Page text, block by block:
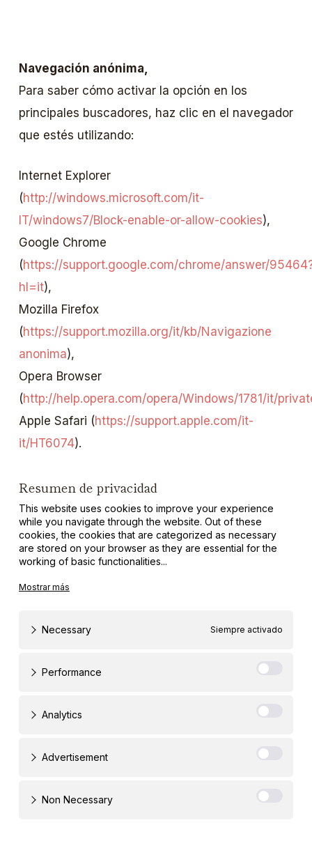
Navegación anónima,
Para saber cómo activar la opción en los
principales buscadores, haz clic en el navegador
que estés utilizando:
Internet Explorer
(http://windows.microsoft.com/it-
IT/windows7/Block-enable-or-allow-cookies),
Google Chrome
(https://support.google.com/chrome/answer/
hl=it),
Mozilla Firefox
(https://support.mozilla.org/it/kb/Navigazione
anonima),
Opera Browser
(http://help.opera.com/opera/Windows/1781/it/
Apple Safari (https://support.apple.com/it-
it/HT6074).
Resumen de privacidad
This website uses cookies to improve your experience
while you navigate through the website. Out of these
cookies, the cookies that are categorized as necessary
are stored on your browser as they are essential for the
working of basic functionalities...
Necessary Siempre activado
Performance
Analytics
Advertisement
Non Necessary